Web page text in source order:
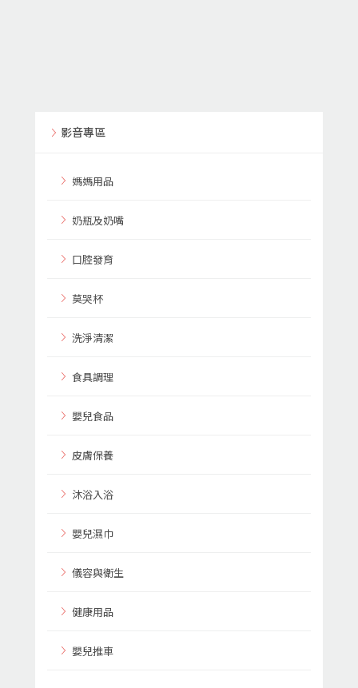
影音專區
媽媽用品
奶瓶及奶嘴
口腔發育
莫哭杯
洗淨清潔
食具調理
嬰兒食品
皮膚保養
沐浴入浴
嬰兒濕巾
儀容與衛生
健康用品
嬰兒推車